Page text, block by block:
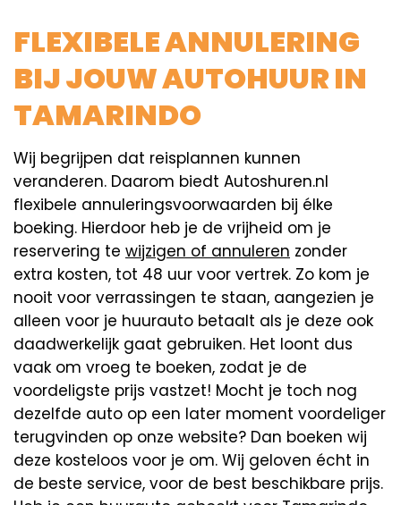
FLEXIBELE ANNULERING
BIJ JOUW AUTOHUUR IN
TAMARINDO
Wij begrijpen dat reisplannen kunnen
veranderen. Daarom biedt Autoshuren.nl
flexibele annuleringsvoorwaarden bij élke
boeking. Hierdoor heb je de vrijheid om je
reservering te wijzigen of annuleren zonder
extra kosten, tot 48 uur voor vertrek. Zo kom je
nooit voor verrassingen te staan, aangezien je
alleen voor je huurauto betaalt als je deze ook
daadwerkelijk gaat gebruiken. Het loont dus
vaak om vroeg te boeken, zodat je de
voordeligste prijs vastzet! Mocht je toch nog
dezelfde auto op een later moment voordeliger
terugvinden op onze website? Dan boeken wij
deze kosteloos voor je om. Wij geloven écht in
de beste service, voor de best beschikbare prijs.